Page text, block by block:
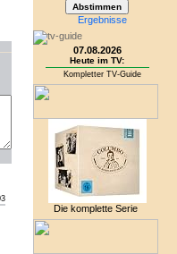
Ergebnisse
07.08.2026
Heute im TV:
Kompletter TV-Guide
Die komplette Serie